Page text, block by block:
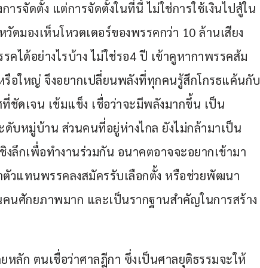
รจัดตั้ง แต่การจัดตั้งในที่นี้ ไม่ใช่การใช้เงินไปสู้ใน
มองเห็นโหวตเตอร์ของพรรคกว่า 10 ล้านเสียง
ได้อย่างไรบ้าง ไม่ใช่รอ4 ปี เข้าคูหากาพรรคส้ม
อใหญ่ จึงอยากเปลี่ยนพลังที่ทุกคนรู้สึกโกรธแค้นกับ
ชัดเจน เข้มแข็ง เชื่อว่าจะมีพลังมากขึ้น เป็น
ดับหมู่บ้าน ส่วนคนที่อยู่ห่างไกล ยังไม่กล้ามาเป็น
ลึกเพื่อทำงานร่วมกัน อนาคตอาจจะอยากเข้ามา
วแทนพรรคลงสมัครรับเลือกตั้ง หรือช่วยพัฒนา
นศักยภาพมาก และเป็นรากฐานสำคัญในการสร้าง
หลัก ตนเชื่อว่าศาลฎีกา ซึ่งเป็นศาลยุติธรรมจะให้